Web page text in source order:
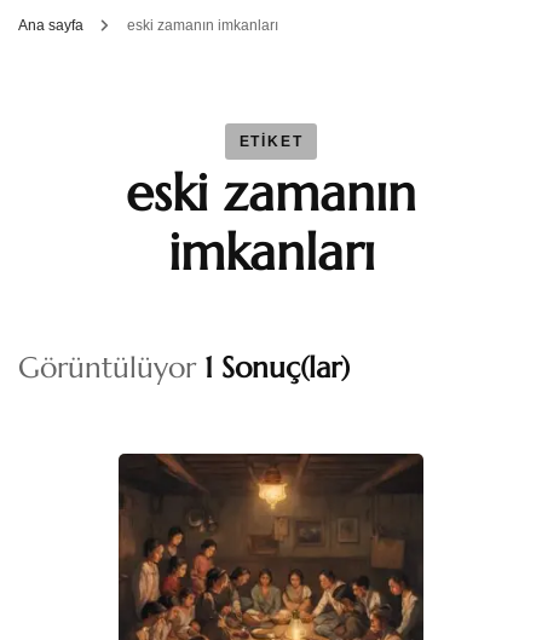
Ana sayfa eski zamanın imkanları
ETIKET
eski zamanın
imkanları
Görüntülüyor 1 Sonuç(lar)